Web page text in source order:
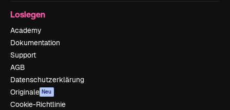
Loslegen
Academy
Dokumentation
Support
AGB
Datenschutzerklärung
Originale Neu
Cookie-Richtlinie